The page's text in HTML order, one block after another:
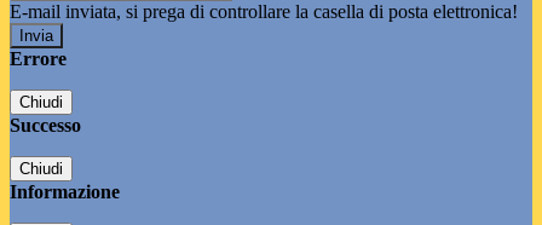
E-mail inviata, si prega di controllare la casella di posta elettronica!
Errore
Chiudi
Successo
Chiudi
Informazione